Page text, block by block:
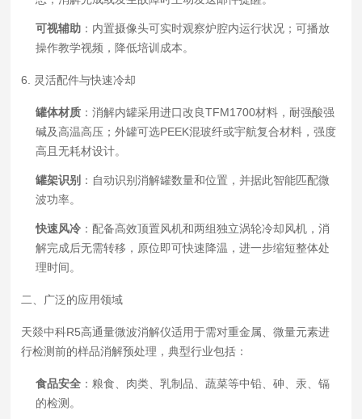
可视辅助 ：内置摄像头可实时观察炉腔内运行状况；可播放
操作教学视频，降低培训成本。
6. 灵活配件与快速冷却
罐体材质 ：消解内罐采用进口改良TFM1700材料，耐强酸强
碱及高温高压；外罐可选PEEK混玻纤或宇航复合材料，强度
高且无耗材设计。
罐架识别 ：自动识别消解罐数量和位置，并据此智能匹配微
波功率。
快速风冷 ：配备高效顶置风机和两组独立涡轮冷却风机，消
解完成后无需转移，原位即可快速降温，进一步缩短整体处
理时间。
二、广泛的应用领域
天燚中科R5高通量微波消解仪适用于需对重金属、微量元素进
行检测前的样品消解预处理，典型行业包括：
食品安全 ：粮食、肉类、乳制品、蔬菜等中铅、砷、汞、镉
的检测。